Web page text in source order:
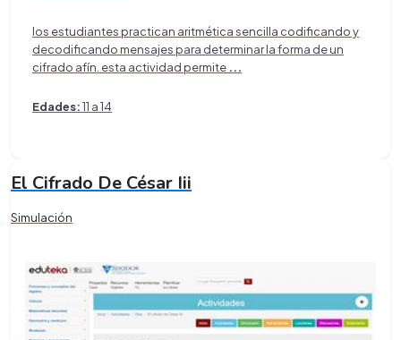
los estudiantes practican aritmética sencilla codificando y
decodificando mensajes para determinar la forma de un
cifrado afín. esta actividad permite ...
Edades:11 a 14
El Cifrado De César Iii
Simulación